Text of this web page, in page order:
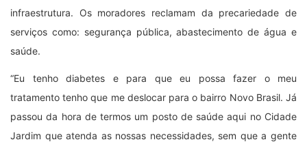
infraestrutura. Os moradores reclamam da precariedade de
serviços como: segurança pública, abastecimento de água e
saúde.
“Eu tenho diabetes e para que eu possa fazer o meu
tratamento tenho que me deslocar para o bairro Novo Brasil. Já
passou da hora de termos um posto de saúde aqui no Cidade
Jardim que atenda as nossas necessidades, sem que a gente